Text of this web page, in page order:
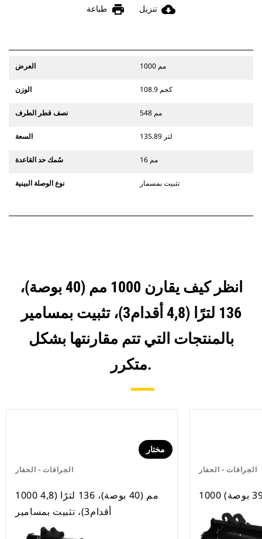
cloud_download تنزيل print طباعة
العرض 1000 مم
الوزن 108.9 كجم
نصف قطر الطرف 548 مم
السعة 135.89 لتر
سُمك حد القاعدة 16 مم
نوع الوصلة البينية تثبيت بمسمار
انظر كيف يقارن 1000 مم (40 بوصة)،
136 لترًا (4,8 أقدام3)، تثبيت بمسامير
بالمنتجات التي تتم مقارنتها بشكل
متكرر.
الجرافات - الحفار
مختار
1000 مم (40 بوصة)، 136 لترًا (4,8
أقدام3)، تثبيت بمسامير
الجرافات - الحفار